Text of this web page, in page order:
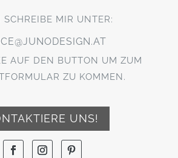
SCHREIBE MIR UNTER:
AUF DEN BUTTON UM ZUM
ZU KOMMEN.
UNS!